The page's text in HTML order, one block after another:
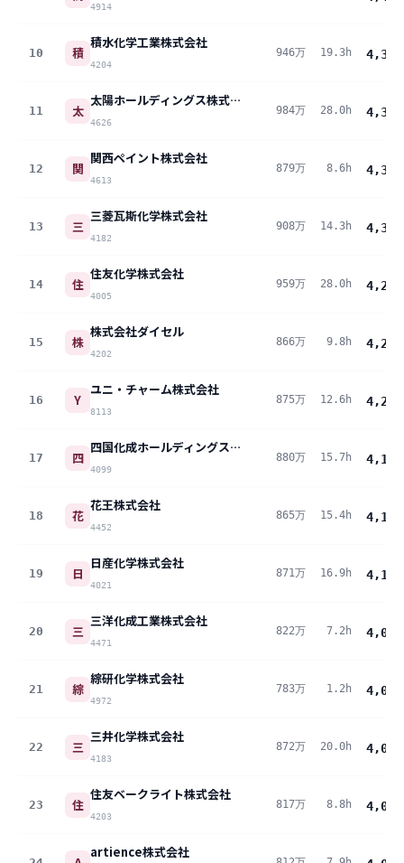
4914
10 積
積水化学工業株式会社
4204
946万 19.3h 4,398
11 太
太陽ホールディングス株式会社
4626
984万 28.0h 4,364
12 関
関西ペイント株式会社
4613
879万 8.6h 4,343
13 三
三菱瓦斯化学株式会社
4182
908万 14.3h 4,340
14 住
住友化学株式会社
4005
959万 28.0h 4,249
15 株
株式会社ダイセル
4202
866万 9.8h 4,248
16 Y
ユニ・チャーム株式会社
8113
875万 12.6h 4,227
17 四
四国化成ホールディングス株式会社
4099
880万 15.7h 4,175
18 花
花王株式会社
4452
865万 15.4h 4,112
19 日
日産化学株式会社
4021
871万 16.9h 4,102
20 三
三洋化成工業株式会社
4471
822万 7.2h 4,097
21 綜
綜研化学株式会社
4972
783万 1.2h 4,047
22 三
三井化学株式会社
4183
872万 20.0h 4,036
23 住
住友ベークライト株式会社
4203
817万 8.8h 4,033
artience株式会社